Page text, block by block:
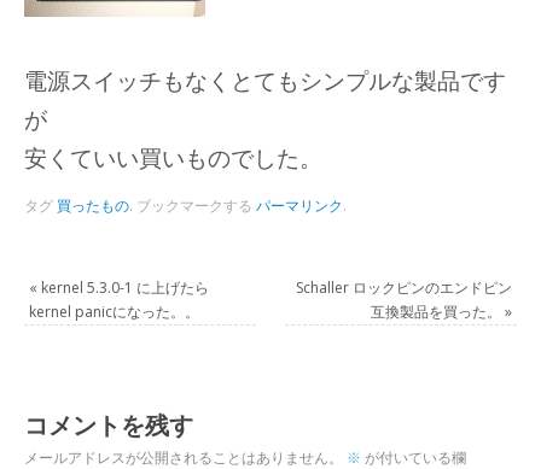
電源スイッチもなくとてもシンプルな製品です
が
安くていい買いものでした。
タグ 買ったもの. ブックマークするパーマリンク.
« kernel 5.3.0-1 に上げたら
kernel panicになった。。
Schaller ロックピンのエンドピン
互換製品を買った。 »
コメントを残す
メールアドレスが公開されることはありません。 ※ が付いている欄